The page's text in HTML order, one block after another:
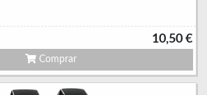
10,50 €
Comprar